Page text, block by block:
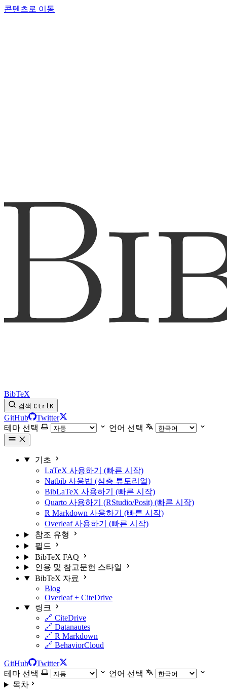
콘텐츠로 이동
BibTeX
검색 CtrlK
GitHub
Twitter
테마 선택
언어 선택
기초
LaTeX 사용하기 (빠른 시작)
Natbib 사용법 (심층 튜토리얼)
BibLaTeX 사용하기 (빠른 시작)
Quarto 사용하기 (RStudio/Posit) (빠른 시작)
R Markdown 사용하기 (빠른 시작)
Overleaf 사용하기 (빠른 시작)
참조 유형
필드
BibTeX FAQ
인용 및 참고문헌 스타일
BibTeX 자료
Blog
Overleaf + CiteDrive
링크
🔗 CiteDrive
🔗 Datanautes
🔗 R Markdown
🔗 BehaviorCloud
GitHub
Twitter
테마 선택
언어 선택
목차